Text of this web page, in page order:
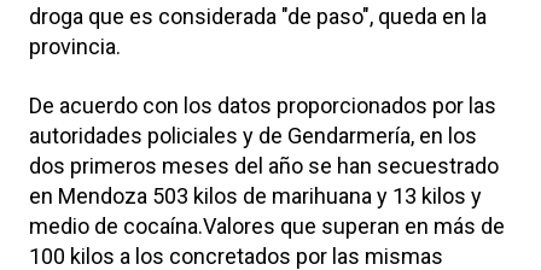
droga que es considerada "de paso", queda en la
provincia.
De acuerdo con los datos proporcionados por las
autoridades policiales y de Gendarmería, en los
dos primeros meses del año se han secuestrado
en Mendoza 503 kilos de marihuana y 13 kilos y
medio de cocaína.Valores que superan en más de
100 kilos a los concretados por las mismas